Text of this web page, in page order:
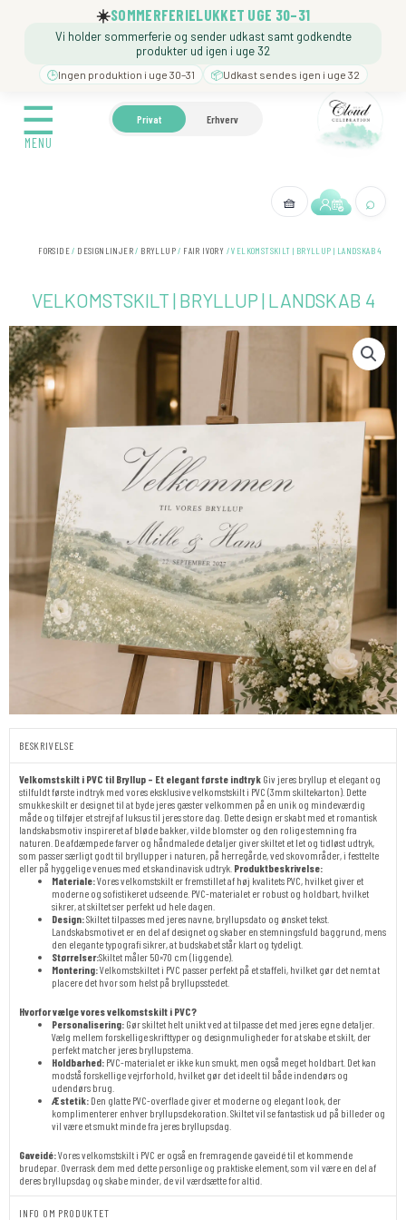
☀️SOMMERFERIELUKKET UGE 30–31
Vi holder sommerferie og sender udkast samt godkendte
produkter ud igen i uge 32
🕒Ingen produktion i uge 30–31 📦Udkast sendes igen i uge 32
☰
MENU
Privat Erhverv
🧺 ⌕
☰
MENU
🍼 BARNEDÅB ❓️ BESØG
FORSIDE/ DESIGNLINJER/ BRYLLUP/ FAIR IVORY / VELKOMSTSKILT | BRYLLUP | LANDSKAB 4
VELKOMSTSKILT | BRYLLUP | LANDSKAB 4
BESKRIVELSE
Velkomstskilt i PVC til Bryllup – Et elegant første indtryk Giv jeres bryllup et elegant og
stilfuldt første indtryk med vores eksklusive velkomstskilt i PVC (3mm skiltekarton). Dette
smukke skilt er designet til at byde jeres gæster velkommen på en unik og mindeværdig
måde og tilføjer et strejf af luksus til jeres store dag. Dette design er skabt med et romantisk
landskabsmotiv inspireret af bløde bakker, vilde blomster og den rolige stemning fra
naturen. De afdæmpede farver og håndmalede detaljer giver skiltet et let og tidløst udtryk,
som passer særligt godt til bryllupper i naturen, på herregårde, ved skovområder, i festtelte
eller på hyggelige venues med et skandinavisk udtryk. Produktbeskrivelse:
Materiale:Vores velkomstskilt er fremstillet af høj kvalitets PVC, hvilket giver et
moderne og sofistikeret udseende. PVC-materialet er robust og holdbart, hvilket
sikrer, at skiltet ser perfekt ud hele dagen.
Design:Skiltet tilpasses med jeres navne, bryllupsdato og ønsket tekst.
Landskabsmotivet er en del af designet og skaber en stemningsfuld baggrund, mens
den elegante typografi sikrer, at budskabet står klart og tydeligt.
Størrelser:Skiltet måler 50×70 cm (liggende).
Montering:Velkomstskiltet i PVC passer perfekt på et staffeli, hvilket gør det nemt at
placere det hvor som helst på bryllupsstedet.
Hvorfor vælge vores velkomstskilt i PVC?
Personalisering: Gør skiltet helt unikt ved at tilpasse det med jeres egne detaljer.
Vælg mellem forskellige skrifttyper og designmuligheder for at skabe et skilt, der
perfekt matcher jeres bryllupstema.
Holdbarhed: PVC-materialet er ikke kun smukt, men også meget holdbart. Det kan
modstå forskellige vejrforhold, hvilket gør det ideelt til både indendørs og
udendørs brug.
Æstetik: Den glatte PVC-overflade giver et moderne og elegant look, der
komplimenterer enhver bryllupsdekoration. Skiltet vil se fantastisk ud på billeder og
vil være et smukt minde fra jeres bryllupsdag.
Gaveidé:Vores velkomstskilt i PVC er også en fremragende gaveidé til et kommende
brudepar. Overrask dem med dette personlige og praktiske element, som vil være en del af
deres bryllupsdag og skabe minder, de vil værdsætte for altid.
INFO OM PRODUKTET